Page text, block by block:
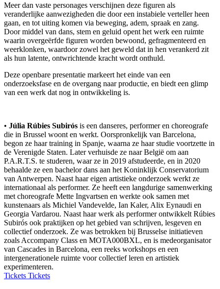
Meer dan vaste personages verschijnen deze figuren als
veranderlijke aanwezigheden die door een instabiele verteller heen
gaan, en tot uiting komen via beweging, adem, spraak en zang.
Door middel van dans, stem en geluid opent het werk een ruimte
waarin overgeërfde figuren worden bewoond, gefragmenteerd en
weerklonken, waardoor zowel het geweld dat in hen verankerd zit
als hun latente, ontwrichtende kracht wordt onthuld.
Deze openbare presentatie markeert het einde van een
onderzoeksfase en de overgang naar productie, en biedt een glimp
van een werk dat nog in ontwikkeling is.
• Júlia Rúbies Subirós is een danseres, performer en choreografe
die in Brussel woont en werkt. Oorspronkelijk van Barcelona,
begon ze haar training in Spanje, waarna ze haar studie voortzette in
de Verenigde Staten. Later verhuisde ze naar België om aan
P.A.R.T.S. te studeren, waar ze in 2019 afstudeerde, en in 2020
behaalde ze een bachelor dans aan het Koninklijk Conservatorium
van Antwerpen. Naast haar eigen artistieke onderzoek werkt ze
internationaal als performer. Ze heeft een langdurige samenwerking
met choreografe Mette Ingvartsen en werkte ook samen met
kunstenaars als Michiel Vandevelde, Ian Kaler, Alix Eynaudi en
Georgia Vardarou. Naast haar werk als performer ontwikkelt Rúbies
Subirós ook praktijken op het gebied van schrijven, lesgeven en
collectief onderzoek. Ze was betrokken bij Brusselse initiatieven
zoals Accompany Class en MOTA000BXL, en is medeorganisator
van Cascades in Barcelona, een reeks workshops en een
intergenerationele ruimte voor collectief leren en artistiek
experimenteren.
Tickets Tickets